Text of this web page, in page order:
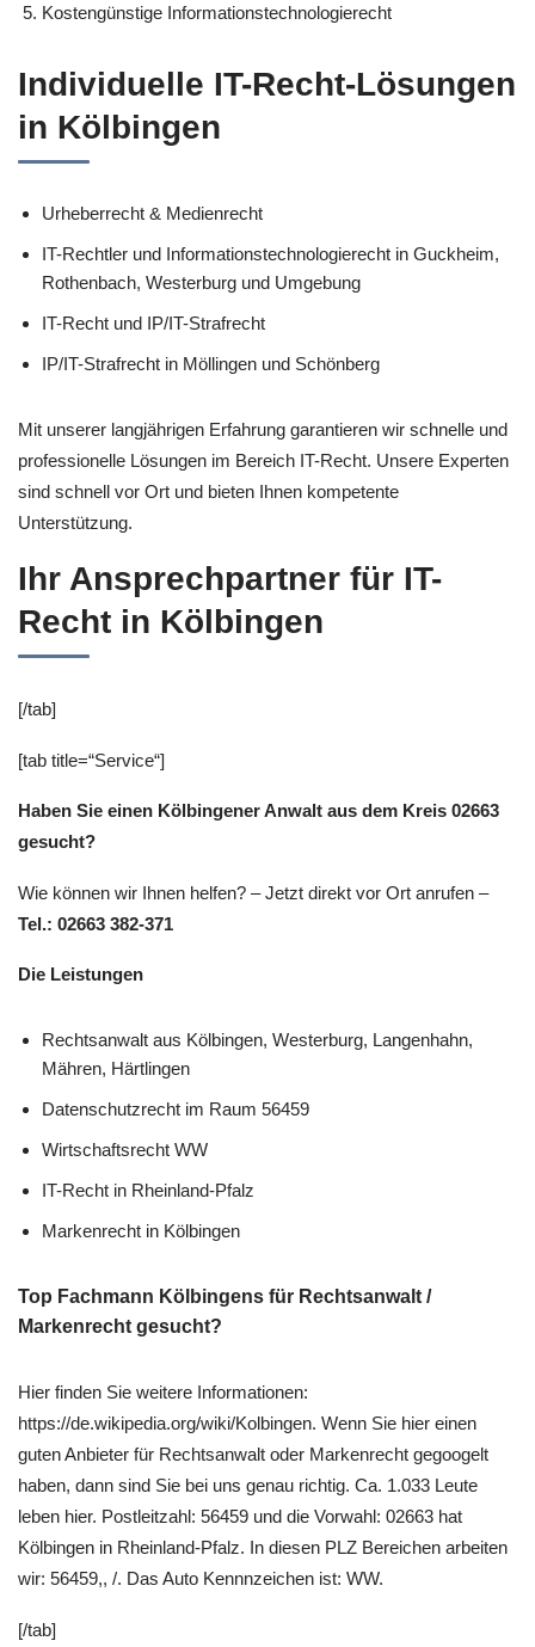
Kostengünstige Informationstechnologierecht
Individuelle IT-Recht-Lösungen
in Kölbingen
Urheberrecht & Medienrecht
IT-Rechtler und Informationstechnologierecht in Guckheim,
Rothenbach, Westerburg und Umgebung
IT-Recht und IP/IT-Strafrecht
IP/IT-Strafrecht in Möllingen und Schönberg
Mit unserer langjährigen Erfahrung garantieren wir schnelle und
professionelle Lösungen im Bereich IT-Recht. Unsere Experten
sind schnell vor Ort und bieten Ihnen kompetente
Unterstützung.
Ihr Ansprechpartner für IT-
Recht in Kölbingen
[/tab]
[tab title=“Service“]
Haben Sie einen Kölbingener Anwalt aus dem Kreis 02663
gesucht?
Wie können wir Ihnen helfen? – Jetzt direkt vor Ort anrufen –
Tel.: 02663 382-371
Die Leistungen
Rechtsanwalt aus Kölbingen, Westerburg, Langenhahn,
Mähren, Härtlingen
Datenschutzrecht im Raum 56459
Wirtschaftsrecht WW
IT-Recht in Rheinland-Pfalz
Markenrecht in Kölbingen
Top Fachmann Kölbingens für Rechtsanwalt /
Markenrecht gesucht?
Hier finden Sie weitere Informationen:
https://de.wikipedia.org/wiki/Kolbingen. Wenn Sie hier einen
guten Anbieter für Rechtsanwalt oder Markenrecht gegoogelt
haben, dann sind Sie bei uns genau richtig. Ca. 1.033 Leute
leben hier. Postleitzahl: 56459 und die Vorwahl: 02663 hat
Kölbingen in Rheinland-Pfalz. In diesen PLZ Bereichen arbeiten
wir: 56459,, /. Das Auto Kennnzeichen ist: WW.
[/tab]